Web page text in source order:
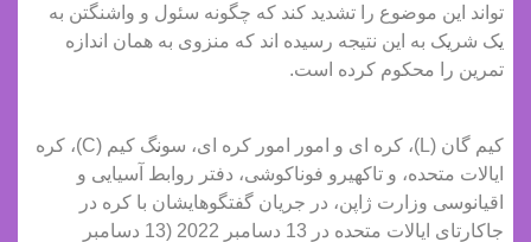
تواند این موضوع را تشدید کند که چگونه سئول و واشنگتن به
یک شریک به این نتیجه رسیده اند که منزوی به همان اندازه
تمرین را محکوم کرده است.
کیم گان (L)، کره ای و امور امور کره ای، سونگ کیم (C)، کره
ایالات متحده، و تاکهیرو فوناکوشی، دفتر روابط آسیایی و
اقیانوسی وزارت ژاپن، در جریان گفتگوهایشان با کره در
جاکارتای ایالات متحده در 13 دسامبر 2022 (13 دسامبر